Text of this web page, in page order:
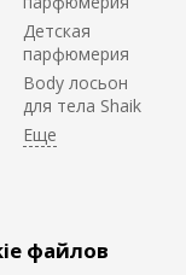
Детская
парфюмерия
Body лосьон
для тела Shaik
файлов